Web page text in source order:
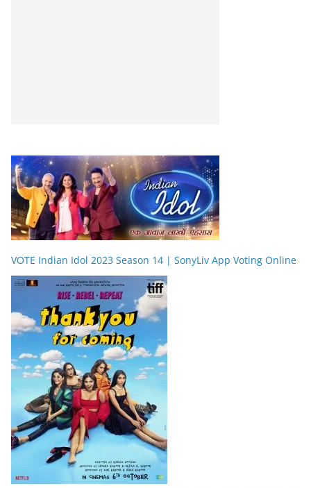
VOTE Indian Idol 2023 Season 14 | SonyLiv App Voting Online